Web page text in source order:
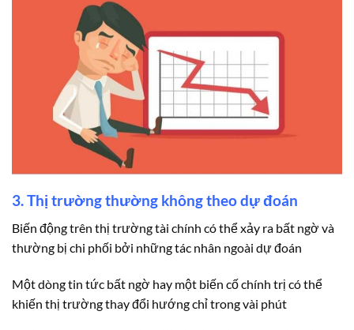
3. Thị trường thường không theo dự đoán
Biến động trên thị trường tài chính có thể xảy ra bất ngờ và
thường bị chi phối bởi những tác nhân ngoài dự đoán
Một dòng tin tức bất ngờ hay một biến cố chính trị có thể
khiến thị trường thay đổi hướng chỉ trong vài phút